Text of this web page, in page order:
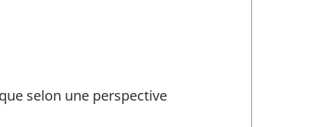
selon une perspective